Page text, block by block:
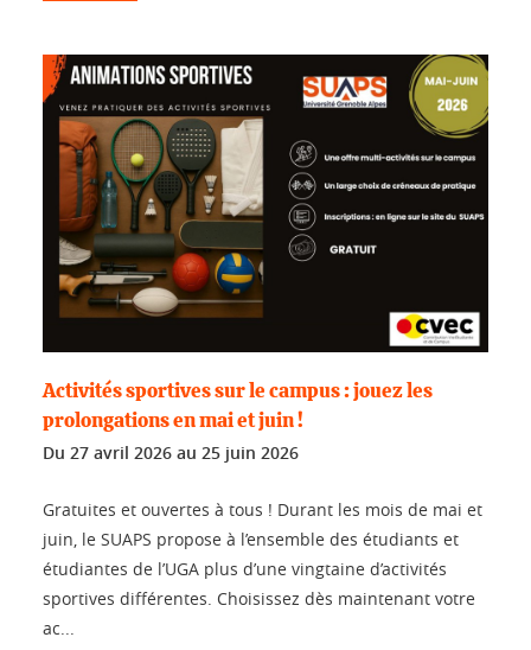
Activités sportives sur le campus : jouez les
prolongations en mai et juin !
Du 27 avril 2026 au 25 juin 2026
Gratuites et ouvertes à tous ! Durant les mois de mai et
juin, le SUAPS propose à l’ensemble des étudiants et
étudiantes de l’UGA plus d’une vingtaine d’activités
sportives différentes. Choisissez dès maintenant votre
ac...